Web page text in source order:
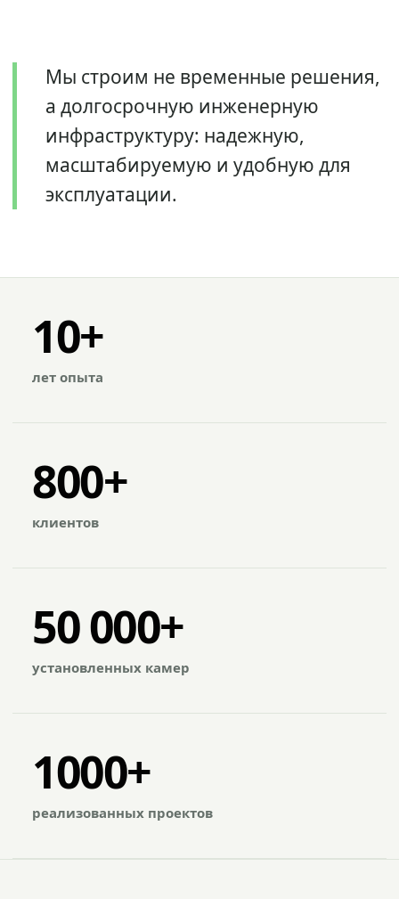
Мы строим не временные решения,
а долгосрочную инженерную
инфраструктуру: надежную,
масштабируемую и удобную для
эксплуатации.
10+
лет опыта
800+
клиентов
50 000+
установленных камер
1000+
реализованных проектов